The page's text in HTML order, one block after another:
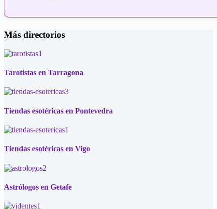
Más directorios
Tarotistas en Tarragona
Tiendas esotéricas en Pontevedra
Tiendas esotéricas en Vigo
Astrólogos en Getafe